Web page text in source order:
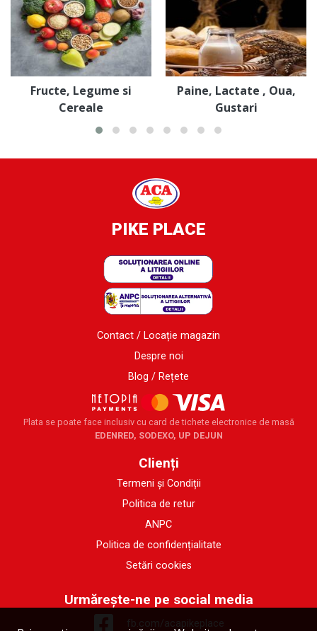
Fructe, Legume si
Cereale
Paine, Lactate , Oua,
Gustari
PIKE PLACE
Contact / Locație magazin
Despre noi
Blog / Rețete
Plata se poate face inclusiv cu card de tichete electronice de masă
EDENRED, SODEXO, UP DEJUN
Clienți
Termeni și Condiții
Politica de retur
ANPC
Politica de confidențialitate
Setări cookies
Urmărește-ne pe social media
fb.com/acapikeplace